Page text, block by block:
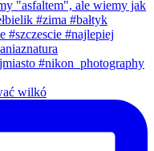
wilkó